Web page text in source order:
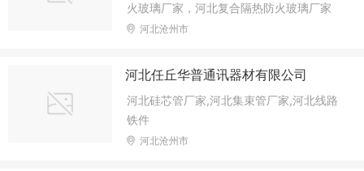
火玻璃厂家，河北复合隔热防火玻璃厂家
河北沧州市
河北任丘华普通讯器材有限公司
河北硅芯管厂家,河北集束管厂家,河北线路
铁件
河北沧州市